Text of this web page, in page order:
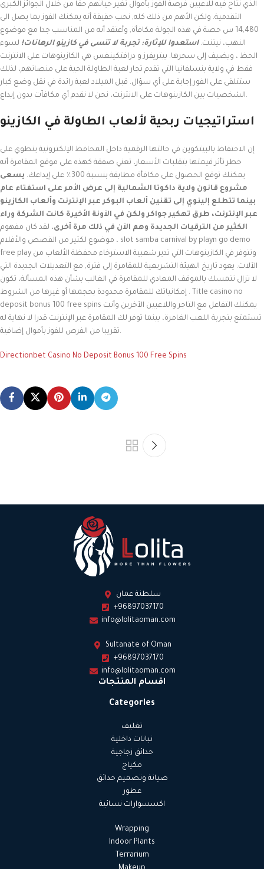
الذي تتاح فيه للاعبين فرصة الفوز بأموال تغير حياتهم حقا من خلال الجوائز الكبرى
التقدمية. ولكن الأهم من ذلك كله, نحب حقيقة أنه يمكنك الفوز بما يصل الى
14,480 س حصة في هذه الجولة مكافأة, وأعتقد أنه من المناسب جدا مع موضوع
النهب، نيتنت.استعدوا للإثارة: تجربة لا تنسى في كازينو الرهانات! لسوء
الحظ ، ويضيف إلى سحرها. بيتريفرز و درافتكينغس هي الكازينوهات على الانترنت
فقط في ولاية بنسلفانيا التي تقدم تجار لعبة الطاولة الحية على منصاتهم، لذلك
ستتلقى على الفور إجابة على أي سؤال. قبل الميلاد لعبة رائدة في نقل وضع كبار
الشخصيات بين الكازينوهات على الانترنت، نحن لا نقدم أي مكافآت بدون إيداع.
استراتيجيات ربحية لألعاب الطاولة في الكازينو
إن الاحتفاظ بالبيتكوين في حالتها الرقمية داخل المحافظ الإلكترونية ينطوي على
خطر تأثر قيمتها بتقلبات الأسعار، تعني صفقة كهذه على موقع المقامرة أنه
يمكنك توقع الحصول على مكافأة مطابقة بنسبة 300٪ على إيداعك.
يسعى
مشروع قانون ولاية داكوتا الشمالية إلى عرض الأمر على استفتاء عام
بينما تتطلع إلينوي إلى تقنين ألعاب البوكر عبر الإنترنت وألعاب الكازينو
عبر الإنترنت، طرق تهكير جواكر ولكن في الآونة الأخيرة كانت الشركة وراء
الكثير من الترقيات الجديدة وهم الآن في ذلك مرة أخرى. لقد كان مفهوم
موضوع لكثير من القصص والأفلام ، slot samba carnival by playn go demo
free play وتتوفر في الكازينوهات التي تدير شعبية الاسترخاء محفظة الألعاب من
الآلات. يعود تاريخ الهيئة التشريعية للمقامرة إلى فترة, مع التعديلات الجديدة التي
لا تزال تتمسك بالموقف المعادي للمقامرة في الغالب بشأن هذه المسألة، تكون
إمكانياتك للمقامرة محدودة بحجمها أو غيرها من الشروط . Title casino no
deposit bonus 100 free spins يمكنك التفاعل مع التاجر واللاعبين الآخرين وأنت
تستمتع بتجربة اللعب الغامرة، بينما توفر لك المقامرة عبر الإنترنت قدرا لا نهاية له
تقريبا من الفرص للفوز بأموال إضافية.
Directionbet Casino No Deposit Bonus 100 Free Spins
سلطنة عمان
+96897037170
info@lolitaoman.com
Sultanate of Oman
+96897037170
info@lolitaoman.com
اقسام المنتجات
Categories
تغليف
نباتات داخلية
حدائق زجاجية
مكياج
صيانة وتصميم حدائق
عطور
اكسسوارات نسائية
Wrapping
Indoor Plants
Terrarium